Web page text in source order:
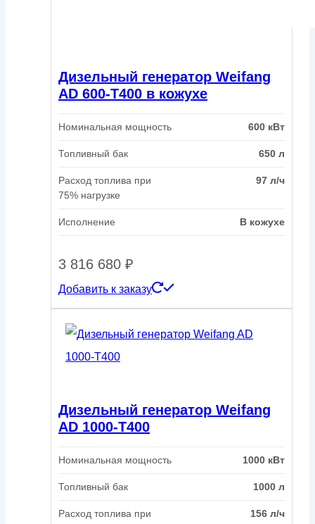
Дизельный генератор Weifang
AD 600-T400 в кожухе
Номинальная мощность 600 кВт
Топливный бак 650 л
Расход топлива при
75% нагрузке
97 л/ч
Исполнение В кожухе
3 816 680 ₽
Добавить к заказу
Дизельный генератор Weifang
AD 1000-T400
Номинальная мощность 1000 кВт
Топливный бак 1000 л
Расход топлива при
156 л/ч